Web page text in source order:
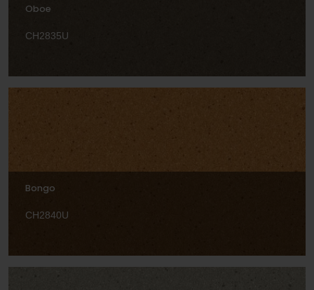
Oboe
CH2835U
Bongo
CH2840U